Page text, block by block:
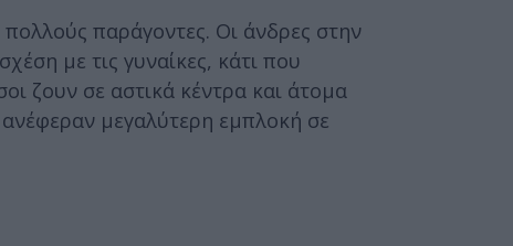
παράγοντες. Οι άνδρες στην
με τις γυναίκες, κάτι που
ζουν σε αστικά κέντρα και άτομα
ανέφεραν μεγαλύτερη εμπλοκή σε